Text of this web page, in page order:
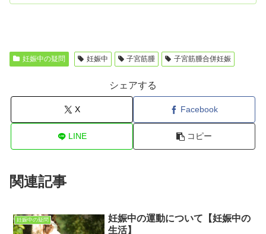
妊娠中の疑問 妊娠中 子宮筋腫 子宮筋腫合併妊娠
シェアする
X Facebook
LINE コピー
関連記事
妊娠中の疑問
妊娠中の運動について【妊娠中の
生活】